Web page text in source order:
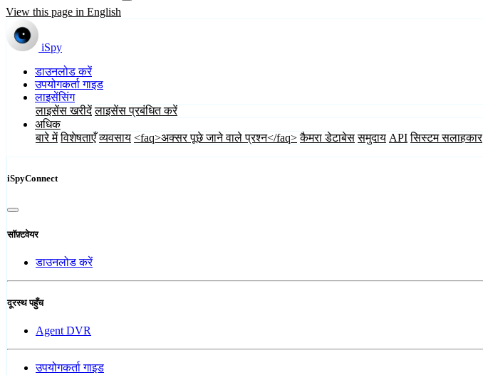
View this page in English
iSpy
डाउनलोड करें
उपयोगकर्ता गाइड
लाइसेंसिंग
लाइसेंस खरीदें लाइसेंस प्रबंधित करें
अधिक
बारे में विशेषताएँ व्यवसाय <faq>अक्सर पूछे जाने वाले प्रश्न</faq> कैमरा डेटाबेस समुदाय API सिस्टम सलाहकार
iSpyConnect
सॉफ़्टवेयर
डाउनलोड करें
दूरस्थ पहुँच
Agent DVR
उपयोगकर्ता गाइड